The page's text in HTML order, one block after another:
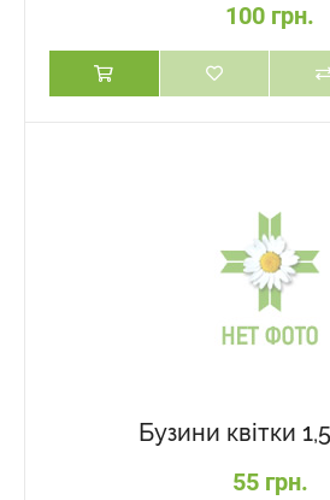
100 грн.
Бузини квітки
55 грн.